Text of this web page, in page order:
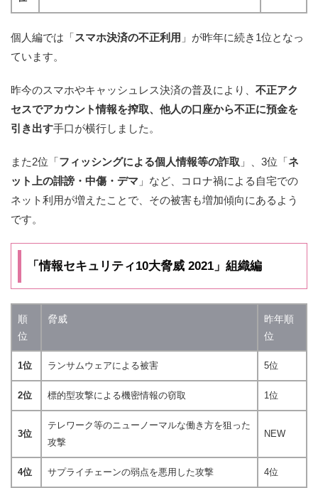
個人編では「スマホ決済の不正利用 」が昨年に続き1位となっ
ています。
昨今のスマホやキャッシュレス決済の普及により、 不正アク
セスでアカウント情報を搾取、他人の口座から不正に預金を
引き出す手口が横行しました。
また2位「フィッシングによる個人情報等の詐取 」、3位「ネ
ット上の誹謗・中傷・デマ 」など、コロナ禍による自宅での
ネット利用が増えたことで、その被害も増加傾向にあるよう
です。
「情報セキュリティ10大脅威 2021」組織編
順
位
脅威
昨年順
位
1位 ランサムウェアによる被害 5位
2位 標的型攻撃による機密情報の窃取 1位
3位
テレワーク等のニューノーマルな働き方を狙った
攻撃
NEW
4位 サプライチェーンの弱点を悪用した攻撃 4位